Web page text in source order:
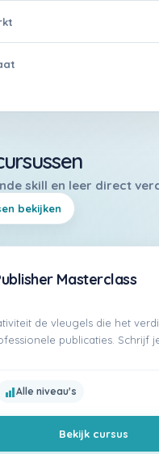
bekijken
Masterclass
de vleugels die het
publicaties. Schrijf
Alle niveau's
Bekijk cursus